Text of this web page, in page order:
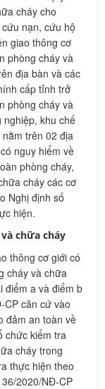
cháy cho
nạn, cứu hộ
giao thông cơ
phòng cháy và
địa bàn và các
cấp tỉnh trở
phòng cháy và
nghiệp, khu chế
trên 02 địa
nguy hiểm về
phòng cháy,
cháy các cơ
Nghị định số
hiện.
chữa cháy
thông cơ giới có
cháy và chữa
điểm a và điểm b
căn cứ vào
đảm an toàn về
chức kiểm tra
cháy trong
thực hiện theo
2020/NĐ-CP